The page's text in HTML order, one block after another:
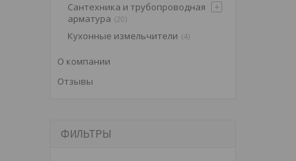
Сантехника и трубопроводная
арматура 20
Кухонные измельчители 4
О компании
Отзывы
ФИЛЬТРЫ